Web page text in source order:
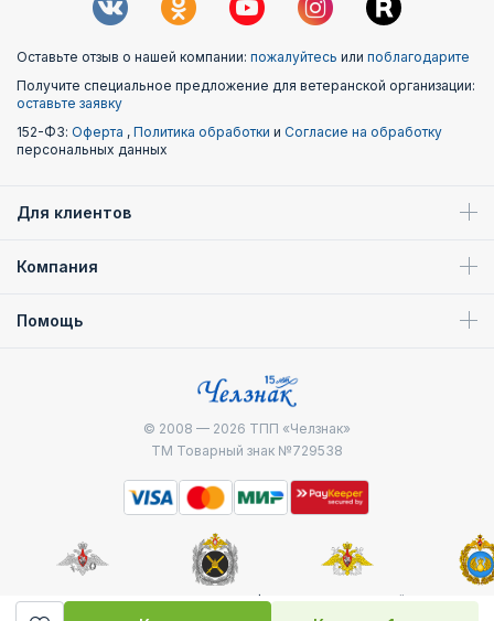
Оставьте отзыв о нашей компании: пожалуйтесь или поблагодарите
Получите специальное предложение для ветеранской организации:
оставьте заявку
152-ФЗ: Оферта , Политика обработки и Согласие на обработку
персональных данных
Для клиентов
Компания
Помощь
© 2008 — 2026 ТПП «Челзнак»
ТМ Товарный знак №729538
Министерство
Генштаб ВС РФ
Военно-морской